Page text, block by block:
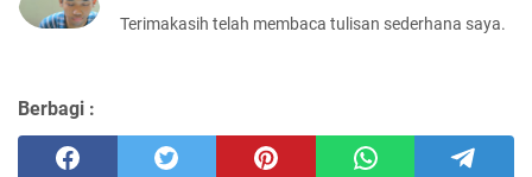
Terimakasih telah membaca tulisan sederhana saya.
Berbagi :